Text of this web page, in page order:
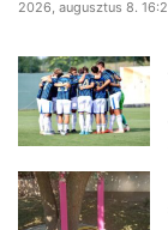
2026, augusztus 8.